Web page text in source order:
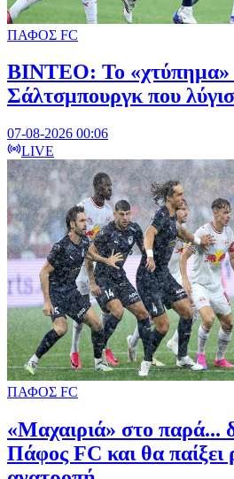
ΠΑΦΟΣ FC
ΒΙΝΤΕΟ: Το «χτύπημα»
Σάλτσμπουργκ που
07-08-2026 00:06
LIVE
ΠΑΦΟΣ FC
«Μαχαιριά» στο παρά...
Πάφος FC και θα παίξει